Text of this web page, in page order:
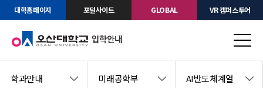
대학홈페이지 포털사이트 GLOBAL VR 캠퍼스투어
학과안내 미래공학부 AI반도체계열